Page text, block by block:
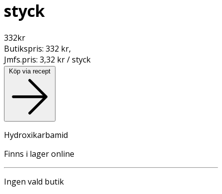
styck
332kr
Butikspris: 332 kr,
Jmfs.pris: 3,32 kr / styck
Köp via recept
Hydroxikarbamid
Finns i lager online
Ingen vald butik